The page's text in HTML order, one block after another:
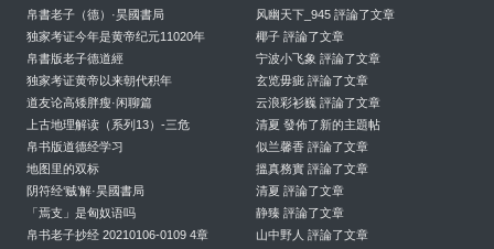
帛書老子（德）·昊國書局
独家考证今年是黄帝纪元11020年
帛書版老子德道經
独家考证黄帝以来朝代积年
道友论高矮胖瘦·闲聊篇
上古地理解读（系列13）-三危
帛书版道德经学习
地图里的双标
阴符经‘贼’解·昊國書局
「焉支」是匈奴语吗
帛书老子抄经 20210106-0109 4章
风幽天下_945 評論了文章
椰子 評論了文章
宁波小飞象 評論了文章
玄览毋疵 評論了文章
云浪彩衫巍 評論了文章
清夏 發佈了新的主題帖
似兰馨香 評論了文章
搵真務實 評論了文章
清夏 評論了文章
静臻 評論了文章
山中野人 評論了文章